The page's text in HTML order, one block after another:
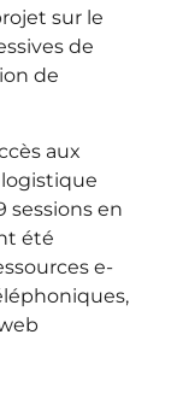
sur le
de
de
aux
sessions en
été
e-